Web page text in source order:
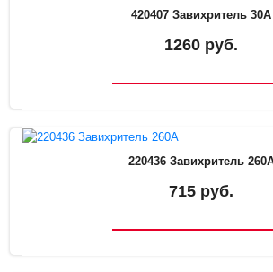
420407 Завихритель 30А
1260 руб.
220436 Завихритель
715 руб.